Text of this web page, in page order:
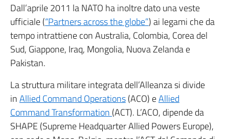
Dall’aprile 2011 la NATO ha inoltre dato una veste
ufficiale (“Partners across the globe”) ai legami che da
tempo intrattiene con Australia, Colombia, Corea del
Sud, Giappone, Iraq, Mongolia, Nuova Zelanda e
Pakistan.
La struttura militare integrata dell’Alleanza si divide
inAllied Command Operations(ACO) eAllied
Command Transformation (ACT). L’ACO, dipende da
SHAPE (Supreme Headquarter Allied Powers Europe),